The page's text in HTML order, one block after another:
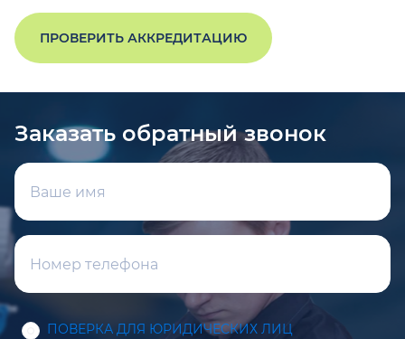
ПРОВЕРИТЬ АККРЕДИТАЦИЮ
Заказать обратный звонок
ПОВЕРКА ДЛЯ ЮРИДИЧЕСКИХ ЛИЦ